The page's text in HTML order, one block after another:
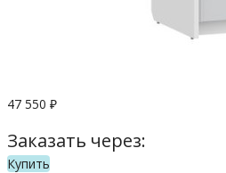
47 550 ₽
Заказать через:
Купить